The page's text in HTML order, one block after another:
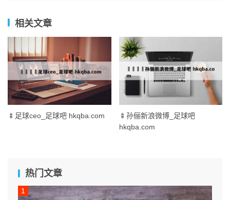
相关文章
🍢足球ceo_足球吧 hkqba.com
🍢孙俪新浪微博_足球吧
hkqba.com
热门文章